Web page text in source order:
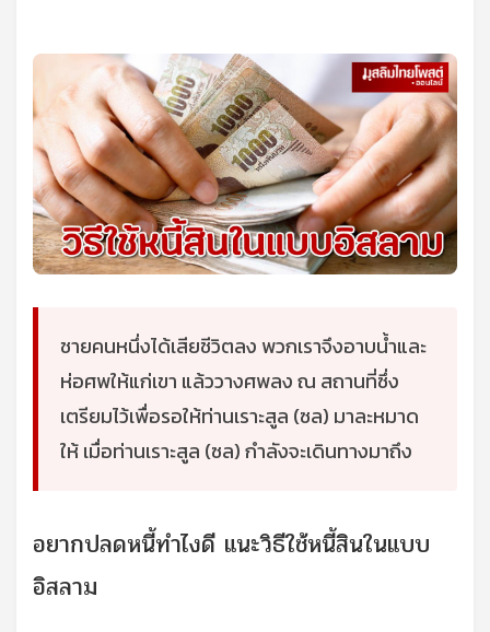
ชายคนหนึ่งได้เสียชีวิตลง พวกเราจึงอาบน้ำและ
ห่อศพให้แก่เขา แล้ววางศพลง ณ สถานที่ซึ่ง
เตรียมไว้เพื่อรอให้ท่านเราะสูล (ซล) มาละหมาด
ให้ เมื่อท่านเราะสูล (ซล) กำลังจะเดินทางมาถึง
อยากปลดหนี้ทําไงดี แนะวิธีใช้หนี้สินในแบบ
อิสลาม